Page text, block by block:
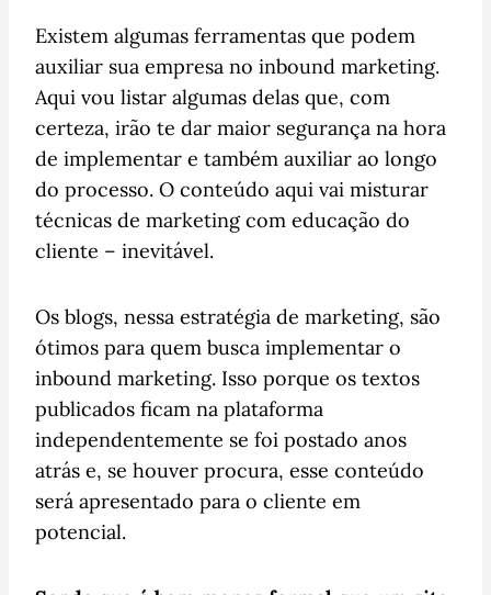
Existem algumas ferramentas que podem
auxiliar sua empresa no inbound marketing.
Aqui vou listar algumas delas que, com
certeza, irão te dar maior segurança na hora
de implementar e também auxiliar ao longo
do processo. O conteúdo aqui vai misturar
técnicas de marketing com educação do
cliente – inevitável.
Os blogs, nessa estratégia de marketing, são
ótimos para quem busca implementar o
inbound marketing. Isso porque os textos
publicados ficam na plataforma
independentemente se foi postado anos
atrás e, se houver procura, esse conteúdo
será apresentado para o cliente em
potencial.